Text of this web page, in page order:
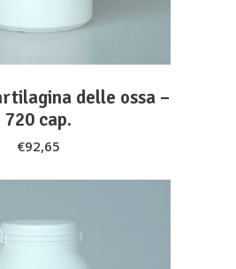
delle ossa –
720 cap.
€92,65